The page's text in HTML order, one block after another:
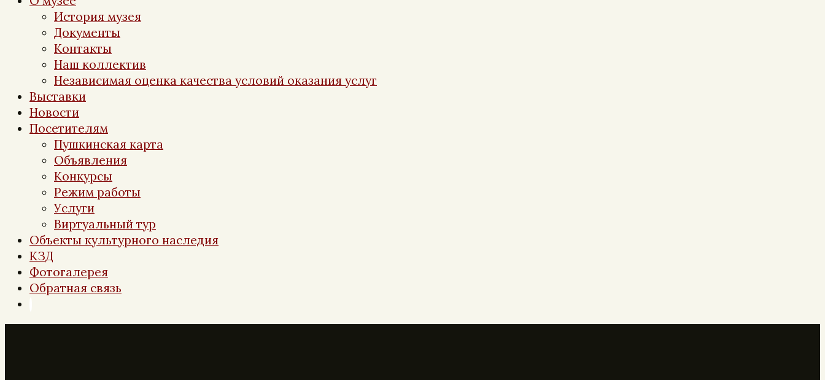
История музея
Документы
Контакты
Наш коллектив
Независимая оценка качества условий оказания услуг
Выставки
Новости
Посетителям
Пушкинская карта
Объявления
Конкурсы
Режим работы
Услуги
Виртуальный тур
Объекты культурного наследия
КЗД
Фотогалерея
Обратная связь